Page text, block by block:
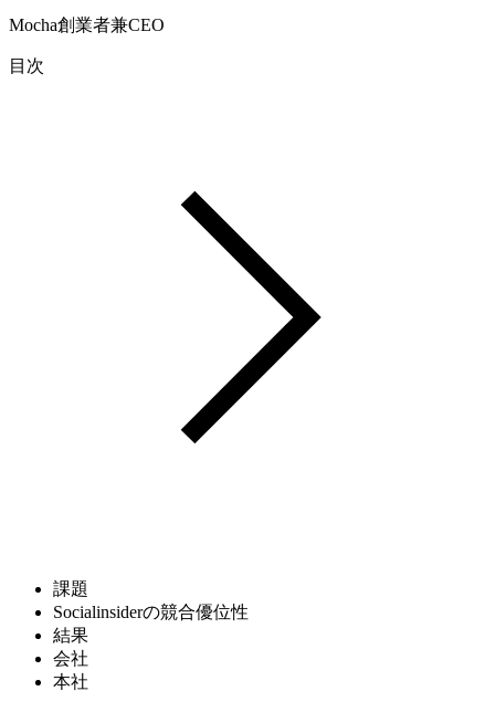
Mocha創業者兼CEO
目次
課題
Socialinsiderの競合優位性
結果
会社
本社